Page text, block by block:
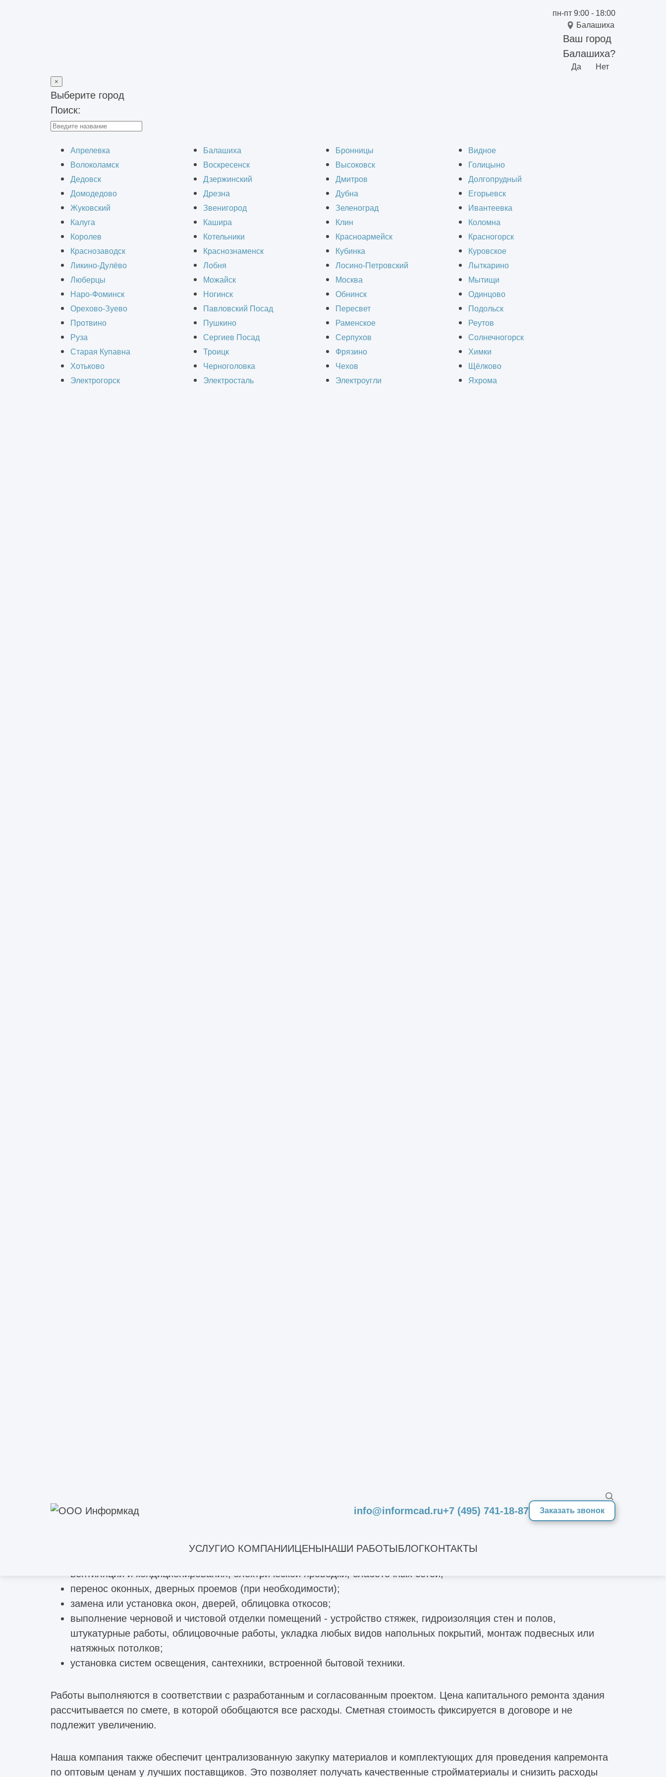
пн-пт 9:00 - 18:00
Балашиха
Ваш город
Балашиха?
Да Нет
×
Выберите город
Поиск:
Апрелевка Балашиха Бронницы
Видное
Волоколамск
Воскресенск Высоковск
Голицыно
Дедовск
Дзержинский Дмитров
Долгопрудный
Домодедово
Дрезна Дубна
Егорьевск
Жуковский
Звенигород Зеленоград
Ивантеевка
Калуга
Кашира Клин
Коломна
Королев
Котельники Красноармейск
Красногорск
Краснозаводск
Краснознаменск Кубинка
Куровское
Ликино-Дулёво
Лобня Лосино-Петровский
Лыткарино
Люберцы
Можайск Москва
Мытищи
Наро-Фоминск
Ногинск Обнинск
Одинцово
Орехово-Зуево
Павловский Посад Пересвет
Подольск
Протвино
Пушкино Раменское
Реутов
Руза
Сергиев Посад Серпухов
Солнечногорск
Старая Купавна
Троицк Фрязино
Химки
Хотьково
Черноголовка Чехов
Щёлково
Электрогорск
Электросталь Электроугли Яхрома
info@informcad.ru+7 (495) 741-18-87 Заказать звонок
УСЛУГИО КОМПАНИИЦЕНЫНАШИ РАБОТЫБЛОГКОНТАКТЫ
Главная>Строительно-монтажные работы
Капитальный ремонт административного здания в
Балашихе
Капитальный ремонт административного здания – это комплекс работ, направленный на восстановление и
модернизацию объекта с учетом современных требований безопасности, энергоэффективности и комфорта. Со
временем конструкции изнашиваются, инженерные сети устаревают, а внешний вид теряет презентабельность, что
делает ремонт необходимым.
Стоимость капитального ремонта административного здания, цена за м
Стоимость - от 25000 р/м2
замена перегородок, перекрытий;
монтаж навесных фасадных систем, утепление, чистовая отделка фасадов;
вентиляции и кондиционирования, электрической проводки, слаботочных сетей;
перенос оконных, дверных проемов (при необходимости);
замена или установка окон, дверей, облицовка откосов;
выполнение черновой и чистовой отделки помещений - устройство стяжек, гидроизоляция стен и полов,
штукатурные работы, облицовочные работы, укладка любых видов напольных покрытий, монтаж подвесных или
натяжных потолков;
установка систем освещения, сантехники, встроенной бытовой техники.
Работы выполняются в соответствии с разработанным и согласованным проектом. Цена капитального ремонта здания
рассчитывается по смете, в которой обобщаются все расходы. Сметная стоимость фиксируется в договоре и не
подлежит увеличению.
Наша компания также обеспечит централизованную закупку материалов и комплектующих для проведения капремонта
по оптовым ценам у лучших поставщиков. Это позволяет получать качественные стройматериалы и снизить расходы